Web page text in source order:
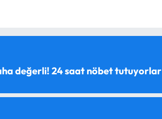
değerli! 24 saat nöbet tutuyorlar